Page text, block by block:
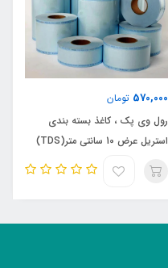
570,000 تومان
رول وی پک ، کاغذ بسته بندی
استریل عرض 10 سانتی متر(TDS)